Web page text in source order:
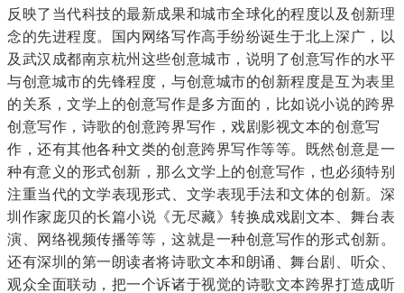
反映了当代科技的最新成果和城市全球化的程度以及创新理
念的先进程度。国内网络写作高手纷纷诞生于北上深广，以
及武汉成都南京杭州这些创意城市，说明了创意写作的水平
与创意城市的先锋程度，与创意城市的创新程度是互为表里
的关系，文学上的创意写作是多方面的，比如说小说的跨界
创意写作，诗歌的创意跨界写作，戏剧影视文本的创意写
作，还有其他各种文类的创意跨界写作等等。既然创意是一
种有意义的形式创新，那么文学上的创意写作，也必须特别
注重当代的文学表现形式、文学表现手法和文体的创新。深
圳作家庞贝的长篇小说《无尽藏》转换成戏剧文本、舞台表
演、网络视频传播等等，这就是一种创意写作的形式创新。
还有深圳的第一朗读者将诗歌文本和朗诵、舞台剧、听众、
观众全面联动，把一个诉诸于视觉的诗歌文本跨界打造成听